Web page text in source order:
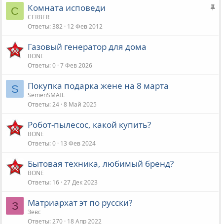
е
C
З
Комната исповеди
CERBER
Ответы 382 12 Фев 2012
Газовый генератор для дома
BONE
Ответы 0 7 Фев 2026
S Покупка подарка жене на 8 марта
SemenSMAIL
Ответы 24 8 Май 2025
Робот-пылесос, какой купить?
BONE
Ответы 0 13 Фев 2024
Бытовая техника, любимый бренд?
BONE
Ответы 16 27 Дек 2023
З Матриархат эт по русски?
Зевс
Ответы 270 18 Апр 2022